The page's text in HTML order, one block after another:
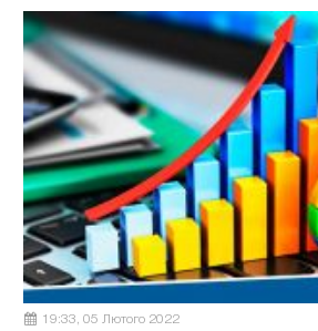
19:33, 05 Лютого 2022